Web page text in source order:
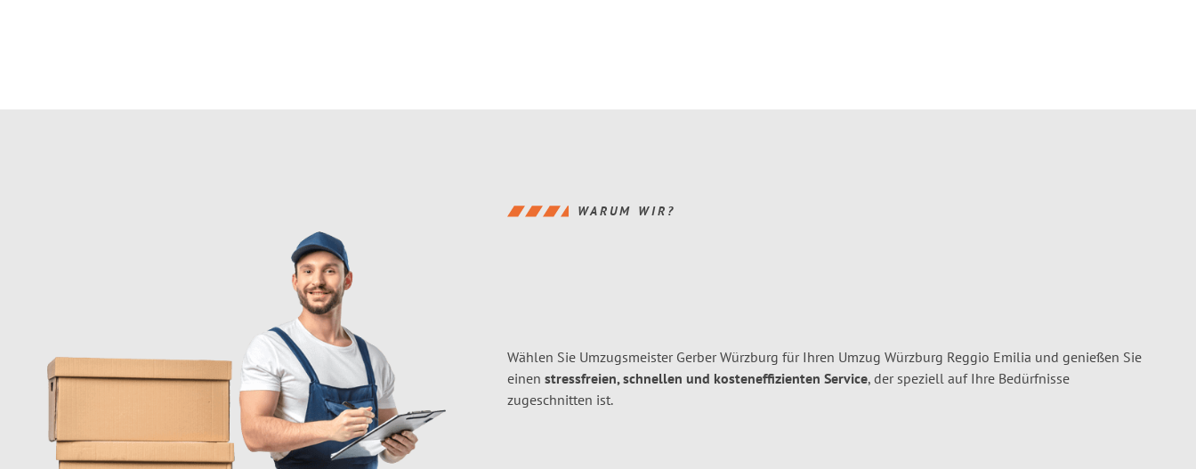
WARUM WIR?
Wählen Sie Umzugsmeister Gerber Würzburg für Ihren Umzug Würzburg Reggio Emilia und genießen Sie
einen stressfreien, schnellen und kosteneffizienten Service, der speziell auf Ihre Bedürfnisse
zugeschnitten ist.